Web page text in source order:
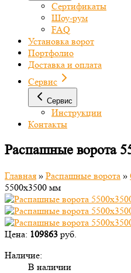
Сертификаты
Шоу-рум
FAQ
Установка ворот
Портфолио
Доставка и оплата
Сервис
Сервис
Инструкции
Контакты
Распашные ворота
Главная » Распашные ворота »
5500х3500 мм
Цена: 109863 руб.
Наличие:
В наличии